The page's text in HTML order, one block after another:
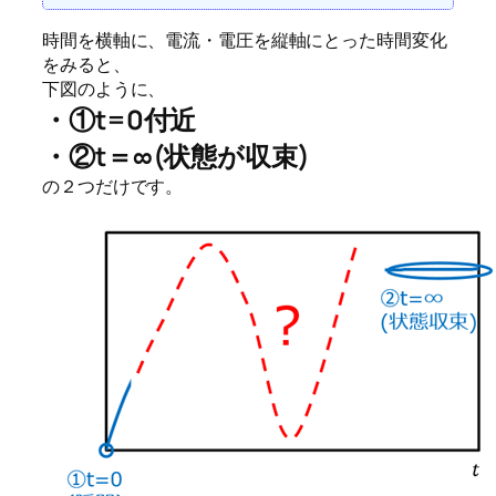
時間を横軸に、電流・電圧を縦軸にとった時間変化
をみると、
下図のように、
・①t=0付近
・②t＝∞(状態が収束)
の２つだけです。